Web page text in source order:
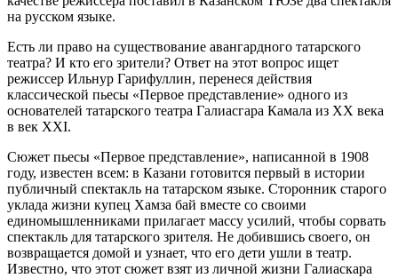
на русском языке.
Есть ли право на существование авангардного татарского
театра? И кто его зрители? Ответ на этот вопрос ищет
режиссер Ильнур Гарифуллин, перенеся действия
классической пьесы «Первое представление» одного из
основателей татарского театра Галиасгара Камала из XX века
в век XXI.
Сюжет пьесы «Первое представление», написанной в 1908
году, известен всем: в Казани готовится первый в истории
публичный спектакль на татарском языке. Сторонник старого
уклада жизни купец Хамза бай вместе со своими
единомышленниками прилагает массу усилий, чтобы сорвать
спектакль для татарского зрителя. Не добившись своего, он
возвращается домой и узнает, что его дети ушли в театр.
Известно, что этот сюжет взят из личной жизни Галиаскара